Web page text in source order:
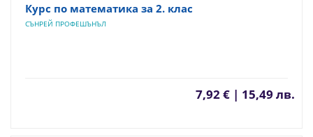
Курс по математика за 2. клас
СЪНРЕЙ ПРОФЕШЪНЪЛ
7,92 € | 15,49 лв.